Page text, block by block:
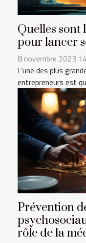
Quelles sont
pour lancer
8 novembre 2023
L’une des plus
entrepreneurs est
Prévention
rôle de la